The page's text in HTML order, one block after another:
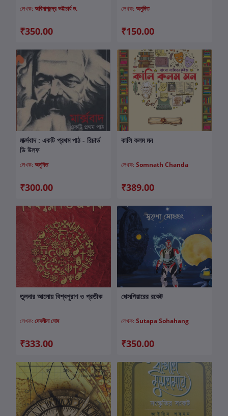
লেখক: অবিনাশচন্দ্র ভট্টাচার্য ড.
₹350.00
লেখক: অনুদিত
₹150.00
কার্টে যোগ করুন
মার্ক্সবাদ : একটি প্রথম পাঠ - রিচার্ড
ডি উলফ
লেখক: অনুদিত
₹300.00
কার্টে যোগ করুন
কালি কলম মন
লেখক: Somnath Chanda
₹389.00
কার্টে যোগ করুন
তুলনার আলোয় বিশ্বপুরাণ ও প্রতীক
লেখক: দেবলীনা ঘোষ
₹333.00
কার্টে যোগ করুন
শেক্সপিয়ারের রকেট
লেখক: Sutapa Sohahang
₹350.00